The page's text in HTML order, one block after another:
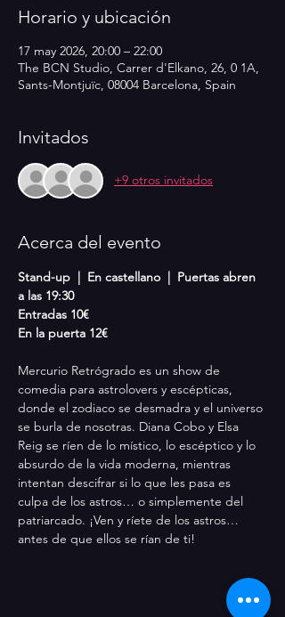
Horario y ubicación
17 may 2026, 20:00 – 22:00
The BCN Studio, Carrer d'Elkano, 26, 0 1A,
Sants-Montjuïc, 08004 Barcelona, Spain
Invitados
+9 otros invitados
Acerca del evento
Stand-up  |  En castellano  |  Puertas abren
a las 19:30
Entradas 10€
En la puerta 12€
Mercurio Retrógrado es un show de
comedia para astrolovers y escépticas,
donde el zodiaco se desmadra y el universo
se burla de nosotras. Diana Cobo y Elsa
Reig se ríen de lo místico, lo escéptico y lo
absurdo de la vida moderna, mientras
intentan descifrar si lo que les pasa es
culpa de los astros… o simplemente del
patriarcado. ¡Ven y ríete de los astros…
antes de que ellos se rían de ti!